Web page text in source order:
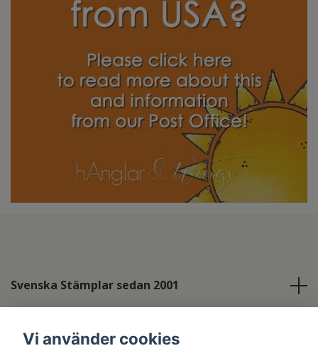
Svenska Stämplar sedan 2001
Vi använder cookies